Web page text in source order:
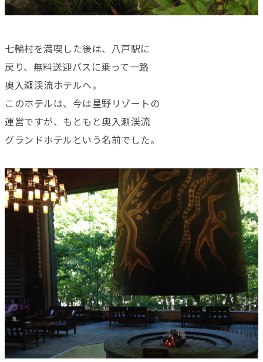
七輪村を満喫した後は、八戸駅に
戻り、無料送迎バスに乗って一路
奥入瀬渓流ホテルへ。
このホテルは、今は星野リゾートの
運営ですが、もともと奥入瀬渓流
グランドホテルという名前でした。